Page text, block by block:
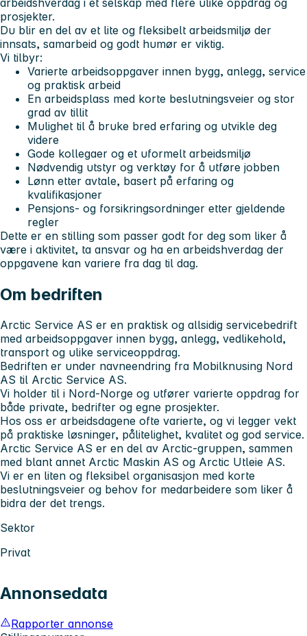
prosjekter.
Du blir en del av et lite og fleksibelt arbeidsmiljø der
innsats, samarbeid og godt humør er viktig.
Vi tilbyr:
Varierte arbeidsoppgaver innen bygg, anlegg, service
og praktisk arbeid
En arbeidsplass med korte beslutningsveier og stor
grad av tillit
Mulighet til å bruke bred erfaring og utvikle deg
videre
Gode kollegaer og et uformelt arbeidsmiljø
Nødvendig utstyr og verktøy for å utføre jobben
Lønn etter avtale, basert på erfaring og
kvalifikasjoner
Pensjons- og forsikringsordninger etter gjeldende
regler
Dette er en stilling som passer godt for deg som liker å
være i aktivitet, ta ansvar og ha en arbeidshverdag der
oppgavene kan variere fra dag til dag.
Om bedriften
Arctic Service AS er en praktisk og allsidig servicebedrift
med arbeidsoppgaver innen bygg, anlegg, vedlikehold,
transport og ulike serviceoppdrag.
Bedriften er under navneendring fra Mobilknusing Nord
AS til Arctic Service AS.
Vi holder til i Nord-Norge og utfører varierte oppdrag for
både private, bedrifter og egne prosjekter.
Hos oss er arbeidsdagene ofte varierte, og vi legger vekt
på praktiske løsninger, pålitelighet, kvalitet og god service.
Arctic Service AS er en del av Arctic-gruppen, sammen
med blant annet Arctic Maskin AS og Arctic Utleie AS.
Vi er en liten og fleksibel organisasjon med korte
beslutningsveier og behov for medarbeidere som liker å
bidra der det trengs.
Sektor
Privat
Annonsedata
Rapporter annonse